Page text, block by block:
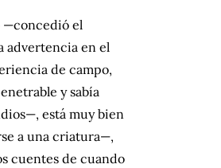
—concedió el
advertencia en el
de campo,
y sabía
está muy bien
a una criatura—,
cuentes de cuando